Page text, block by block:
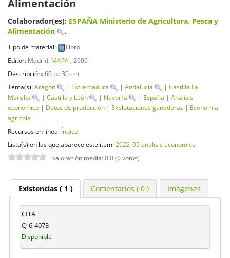
Alimentación
Colaborador(es): ESPAÑA Ministerio de Agricultura, Pesca y
Alimentación
.
Tipo de material:
Libro
Editor: Madrid: MAPA
, 2006
Descripción:60 p.: 30 cm.
Tema(s):Aragón | Extremadura | Andalucía | Castilla La
Mancha
| Castilla y León | Navarra | España | Analisis
economico | Datos de produccion | Explotaciones ganaderas | Economia
agricola
Recursos en línea: Índice
Lista(s) en las que aparece este ítem: 2022_05 analisis economico
valoración media: 0.0 (0 votos)
Existencias( 1 ) Comentarios ( 0 ) Imágenes
CITA
Q-6-4073
Disponible